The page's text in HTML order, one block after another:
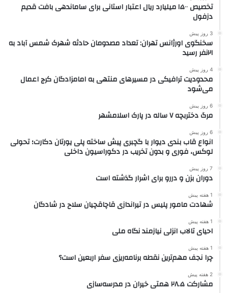
تخصیص ۱۵۰۰ میلیارد ریال اعتبار استانی برای ساماندهی بافت قدیم
دزفول
3 روز پیش
سخنگوی اورژانس تهران: تعداد مصدومان حادثه شهرک شمس آباد به
۲۱نفر رسید
4 روز پیش
محدودیت ترافیکی در مسیرهای منتهی به امامزادگان کرج اعمال
می‌شود
6 روز پیش
مرگ دختربچه ۷ ساله در پارک اسلامشهر
6 روز پیش
انواع قاب بندی دیوار با گچبری پیش ساخته پلی یورتان دکارت؛ تحولی
لوکس، فوری و بدون تخریب در دکوراسیون داخلی
7 روز پیش
دوران بزن و دررو برای اشرار گذشته است
1 هفته پیش
شهادت مامور پلیس در تیراندازی قاچاقچیان سلاح در شادگان
1 هفته پیش
احیای تالاب انزلی نیازمند نگاه ملی
1 هفته پیش
چرا نجف مهم‌ترین نقطه برنامه‌ریزی سفر اربعین است؟
2 هفته پیش
مشارکت ۲۸.۵ همتی خیران در مدرسه‌سازی